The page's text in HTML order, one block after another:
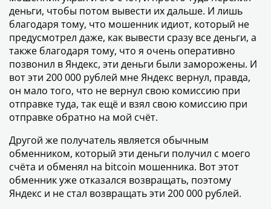
деньги, чтобы потом вывести их дальше. И лишь
благодаря тому, что мошенник идиот, который не
предусмотрел даже, как вывести сразу все деньги, а
также благодаря тому, что я очень оперативно
позвонил в Яндекс, эти деньги были заморожены. И
вот эти 200 000 рублей мне Яндекс вернул, правда,
он мало того, что не вернул свою комиссию при
отправке туда, так ещё и взял свою комиссию при
отправке обратно на мой счёт.
Другой же получатель является обычным
обменником, который эти деньги получил с моего
счёта и обменял на bitcoin мошенника. Вот этот
обменник уже отказался возвращать, поэтому
Яндекс и не стал возвращать эти 200 000 рублей.